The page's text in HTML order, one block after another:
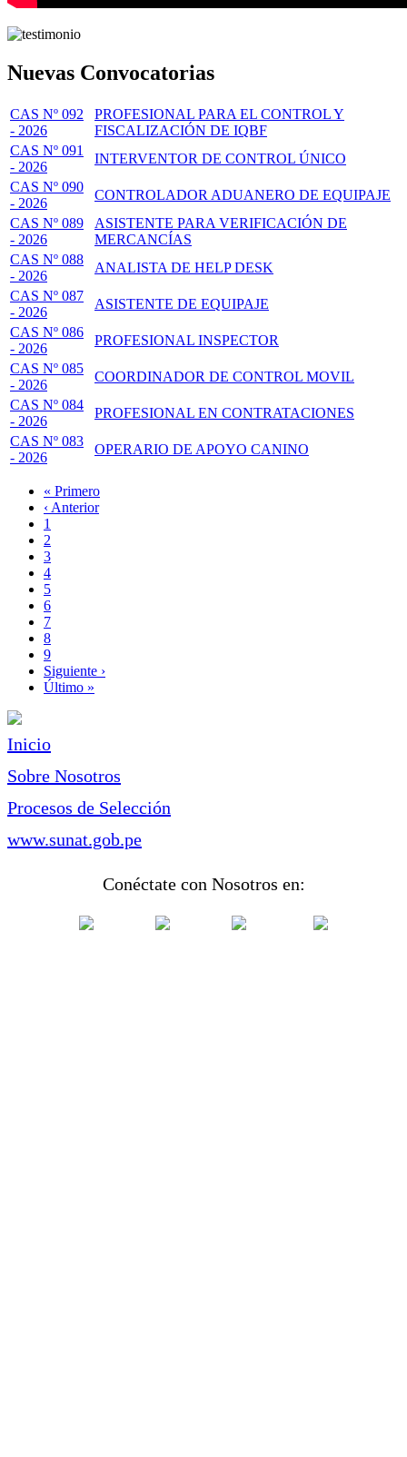
Nuevas Convocatorias
CAS Nº 092
- 2026
PROFESIONAL PARA EL CONTROL Y
FISCALIZACIÓN DE IQBF
CAS Nº 091
- 2026
INTERVENTOR DE CONTROL ÚNICO
CAS Nº 090
- 2026
CONTROLADOR ADUANERO DE EQUIPAJE
CAS Nº 089
- 2026
ASISTENTE PARA VERIFICACIÓN DE
MERCANCÍAS
CAS Nº 088
- 2026
ANALISTA DE HELP DESK
CAS Nº 087
- 2026
ASISTENTE DE EQUIPAJE
CAS Nº 086
- 2026
PROFESIONAL INSPECTOR
CAS Nº 085
- 2026
COORDINADOR DE CONTROL MOVIL
CAS Nº 084
- 2026
PROFESIONAL EN CONTRATACIONES
CAS Nº 083
- 2026
OPERARIO DE APOYO CANINO
Paginación
Primera
página
« Primero
Página
anterior
‹ Anterior
Page
1
Page
2
Página
actual
3
Page
4
Page
5
Page
6
Page
7
Page
8
Page
9
Siguiente
página
Siguiente ›
Última
Último »
Inicio
Sobre Nosotros
Procesos de Selección
www.sunat.gob.pe
Conéctate con Nosotros en: